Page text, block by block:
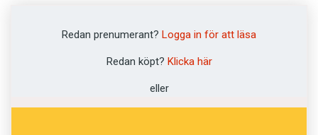
namn förSatan. Och det är alltså det som gör
Innehållet på denna webbplats är
Redan prenumerant? Logga in för att läsa
Redan köpt? Klicka här
eller